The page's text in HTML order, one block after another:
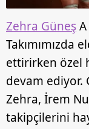
Zehra Güneş
Takımımızda
ettirirken özel
devam ediyor.
Zehra, İrem
takipçilerini